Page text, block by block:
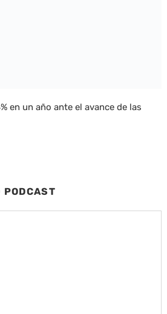
en un año ante el avance de las
PODCAST